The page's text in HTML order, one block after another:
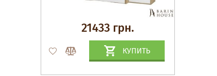
21433 грн.
КУПИТЬ